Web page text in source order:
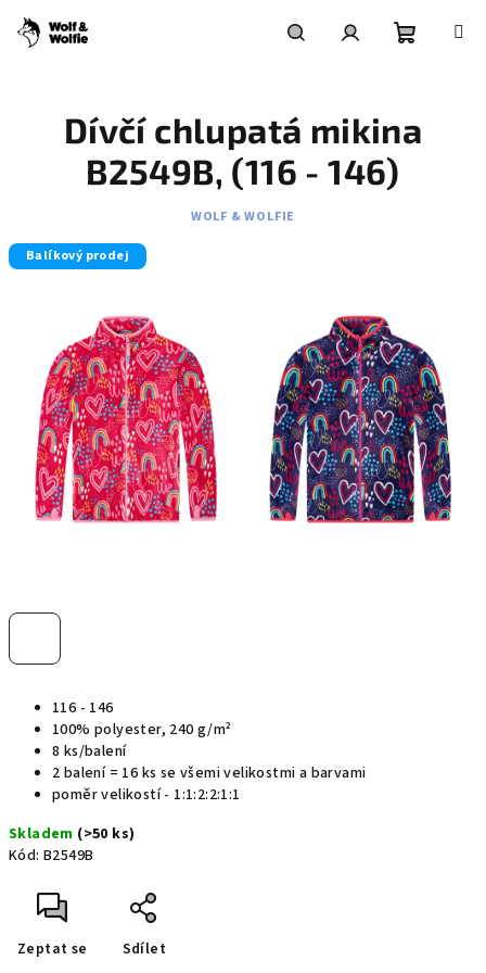
obsah
košík
116 - 146
100% polyester, 240 g/m²
8 ks/balení
2 balení = 16 ks se všemi velikostmi a barvami
poměr velikostí - 1:1:2:2:1:1
Skladem (>50 ks)
Kód: B2549B
Zeptat se Sdílet
Dívčí chlupatá mikina
B2549B, (116 - 146)
WOLF & WOLFIE
Balíkový prodej